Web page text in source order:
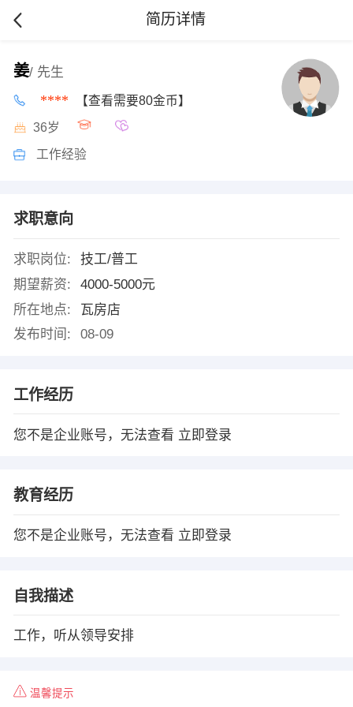
简历详情
姜/ 先生
**** 【查看需要80金币】
36岁
工作经验
求职意向
求职岗位:
技工/普工
期望薪资:
4000-5000元
所在地点:
瓦房店
发布时间:
08-09
工作经历
您不是企业账号，无法查看 立即登录
教育经历
您不是企业账号，无法查看 立即登录
自我描述
工作，听从领导安排
温馨提示